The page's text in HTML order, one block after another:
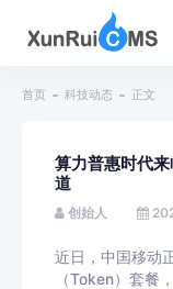
首页 科技动态 正文
算力普惠时代
道
创始人
近日，中国移动
（Token）套餐